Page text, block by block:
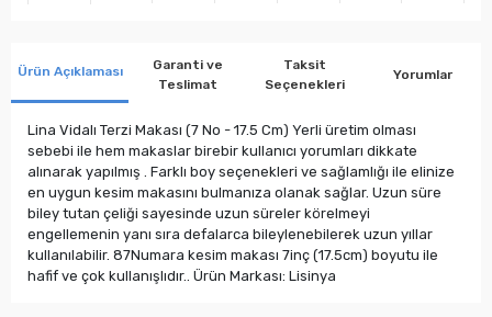
Ürün Açıklaması
Garanti ve
Teslimat
Taksit
Seçenekleri
Yorumlar
Lina Vidalı Terzi Makası (7 No - 17.5 Cm) Yerli üretim olması
sebebi ile hem makaslar birebir kullanıcı yorumları dikkate
alınarak yapılmış . Farklı boy seçenekleri ve sağlamlığı ile elinize
en uygun kesim makasını bulmanıza olanak sağlar. Uzun süre
biley tutan çeliği sayesinde uzun süreler körelmeyi
engellemenin yanı sıra defalarca bileylenebilerek uzun yıllar
kullanılabilir. 87Numara kesim makası 7inç (17.5cm) boyutu ile
hafif ve çok kullanışlıdır.. Ürün Markası: Lisinya